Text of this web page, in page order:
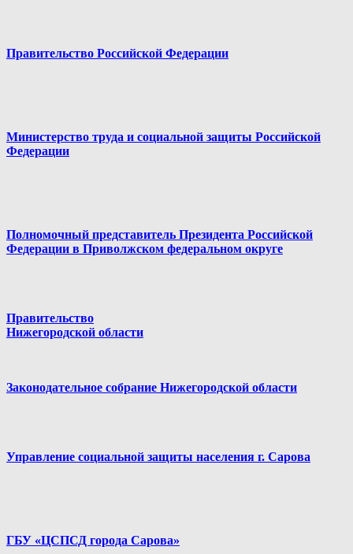
Правительство Российской Федерации
Министерство труда и социальной защиты Российской
Федерации
Полномочный представитель Президента Российской
Федерации в Приволжском федеральном округе
Правительство
Нижегородской области
Законодательное собрание Нижегородской области
Управление социальной защиты населения г. Сарова
ГБУ «ЦСПСД города Сарова»